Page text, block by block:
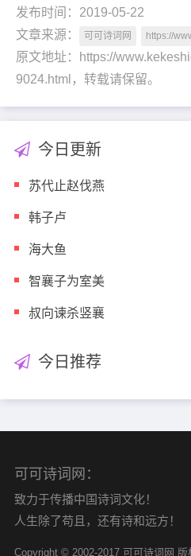
发布时间：2019-05-22
文章来源：
可可诗词网 https://
原文地址：https://
9024.html，转载请保留。
今日更新
苏代止赵伐燕
韩子卢
海大鱼
智襄子为室美
叔向谏杀竖襄
今日推荐
可可诗词网：
致力于传播中国诗词文化！
人生除了苟且，还有诗和远方！
Copyright © 2002-2017 可可诗词网